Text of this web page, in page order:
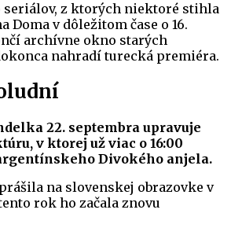
seriálov, z ktorých niektoré stihla
Doma v dôležitom čase o 16.
archívne okno starých
nahradí turecká premiéra.
22. septembra upravuje
v ktorej už viac o 16:00
Divokého anjela.
na slovenskej obrazovke v
rok ho začala znovu